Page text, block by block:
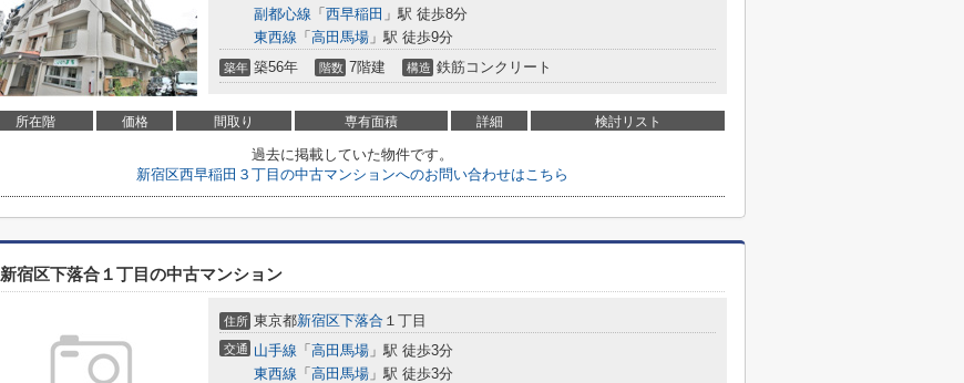
副都心線 「 西早稲田 」駅 徒歩8分
東西線 「 高田馬場 」駅 徒歩9分
築年 築56年 階数 7階建 構造 鉄筋コンクリート
所在階 価格 間取り 専有面積 詳細 検討リスト
過去に掲載していた物件です。
新宿区西早稲田３丁目の中古マンションへのお問い合わせはこちら
新宿区下落合１丁目の中古マンション
住所 東京都新宿区下落合 １丁目
交通 山手線 「 高田馬場 」駅 徒歩3分
東西線 「 高田馬場 」駅 徒歩3分